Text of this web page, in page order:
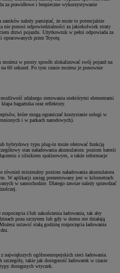
za prawidłowe i bezpieczne wykorzystywanie
należy pamiętać, że może to potencjalnie
nie ponosi odpowiedzialności za jakiekolwiek straty
drzwi pojazdu. Użytkownik w pełni odpowiada za
przez Toyotę.
w prosty sposób zlokalizować swój pojazd na
60 sekund. Po tym czasie możesz je ponownie
zdalnego sterowania niektórymi elementami
bagażnika oraz reflektory.
które mogą ograniczać korzystanie usługi w
i w parkach narodowych).
hybrydowy typu plug-in może oferować funkcję
stan naładowania akumulatora: poziom baterii
z silnikiem spalinowym, a także informacje
minimalny poziom naładowania akumulatora
W aplikacji zasięg prezentowany jest w kilometrach
w samochodzie. Dlatego zawsze należy sprawdzać
i/lub zakończenia ładowania, tak aby
poza szczytem lub gdy w domu nie działają
ustawić stałą godzinę rozpoczęcia ładowania
dni.
ogólnoeuropejskich sieci ładowania.
takie jak dostępność ładowarek w czasie
dostępnych wtyczek.